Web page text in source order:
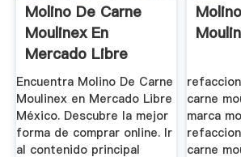
Molino De Carne
Moulinex En
Mercado Libre
México
Encuentra Molino De Carne
Moulinex en Mercado Libre
México. Descubre la mejor
forma de comprar online. Ir
al contenido principal
carne
marca
carne